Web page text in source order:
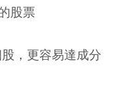
股票
，更容易達成分